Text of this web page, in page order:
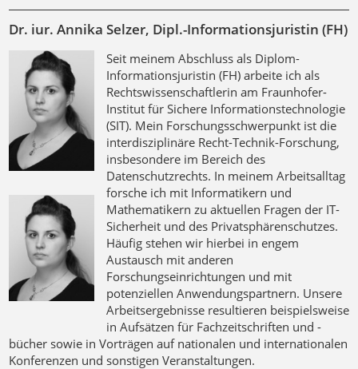
Dr. iur. Annika Selzer, Dipl.-Informationsjuristin (FH)
Seit meinem Abschluss als Diplom-
Informationsjuristin (FH) arbeite ich als
Rechtswissenschaftlerin am Fraunhofer-
Institut für Sichere Informationstechnologie
(SIT). Mein Forschungsschwerpunkt ist die
interdisziplinäre Recht-Technik-Forschung,
insbesondere im Bereich des
Datenschutzrechts. In meinem Arbeitsalltag
forsche ich mit Informatikern und
Mathematikern zu aktuellen Fragen der IT-
Sicherheit und des Privatsphärenschutzes.
Häufig stehen wir hierbei in engem
Austausch mit anderen
Forschungseinrichtungen und mit
potenziellen Anwendungspartnern. Unsere
Arbeitsergebnisse resultieren beispielsweise
in Aufsätzen für Fachzeitschriften und -
bücher sowie in Vorträgen auf nationalen und internationalen
Konferenzen und sonstigen Veranstaltungen.